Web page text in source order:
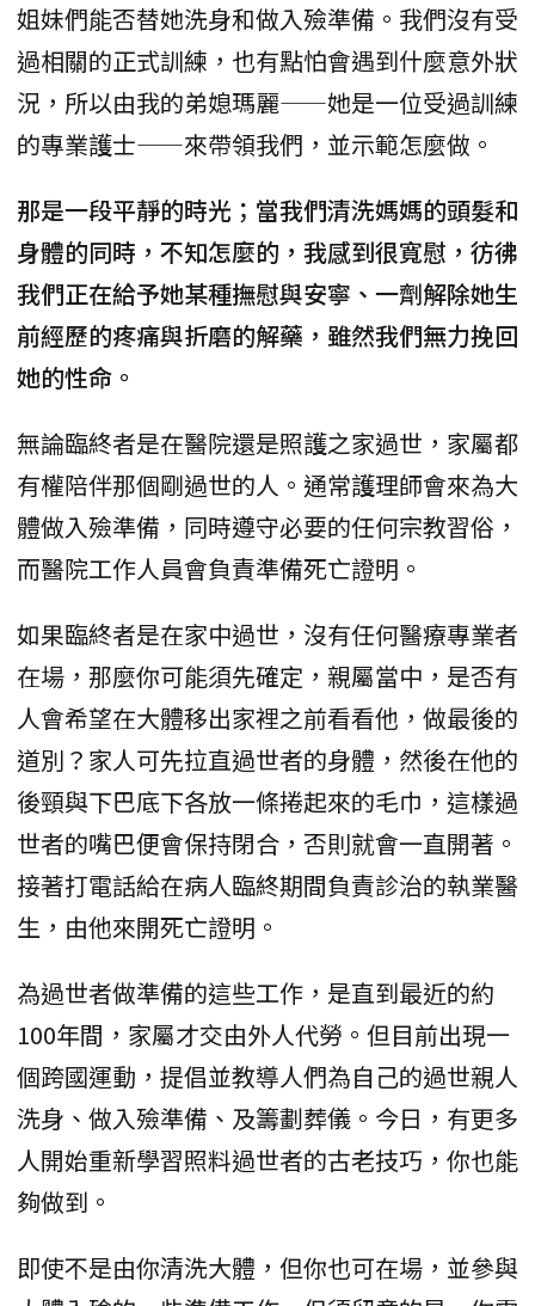
姐妹們能否替她洗身和做入殮準備。我們沒有受
過相關的正式訓練，也有點怕會遇到什麼意外狀
況，所以由我的弟媳瑪麗——她是一位受過訓練
的專業護士——來帶領我們，並示範怎麼做。
那是一段平靜的時光；當我們清洗媽媽的頭髮和
身體的同時，不知怎麼的，我感到很寬慰，彷彿
我們正在給予她某種撫慰與安寧、一劑解除她生
前經歷的疼痛與折磨的解藥，雖然我們無力挽回
她的性命。
無論臨終者是在醫院還是照護之家過世，家屬都
有權陪伴那個剛過世的人。通常護理師會來為大
體做入殮準備，同時遵守必要的任何宗教習俗，
而醫院工作人員會負責準備死亡證明。
如果臨終者是在家中過世，沒有任何醫療專業者
在場，那麼你可能須先確定，親屬當中，是否有
人會希望在大體移出家裡之前看看他，做最後的
道別？家人可先拉直過世者的身體，然後在他的
後頸與下巴底下各放一條捲起來的毛巾，這樣過
世者的嘴巴便會保持閉合，否則就會一直開著。
接著打電話給在病人臨終期間負責診治的執業醫
生，由他來開死亡證明。
為過世者做準備的這些工作，是直到最近的約
100年間，家屬才交由外人代勞。但目前出現一
個跨國運動，提倡並教導人們為自己的過世親人
洗身、做入殮準備、及籌劃葬儀。今日，有更多
人開始重新學習照料過世者的古老技巧，你也能
夠做到。
即使不是由你清洗大體，但你也可在場，並參與